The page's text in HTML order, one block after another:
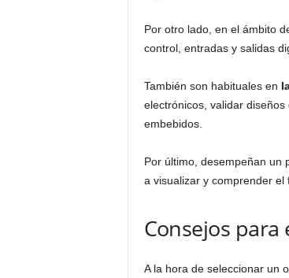
Por otro lado, en el ámbito
control, entradas y salidas
También son habituales en
electrónicos, validar
embebidos.
Por último, desempeñan un
a visualizar y comprender el
Consejos
A la hora de seleccionar un